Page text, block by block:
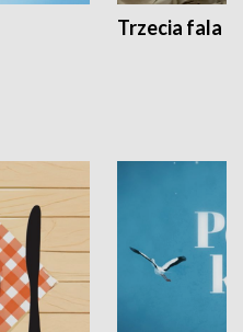
Trzecia fala -